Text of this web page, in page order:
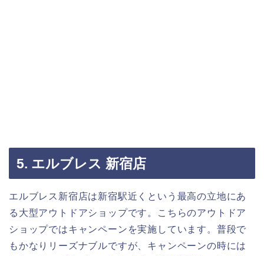
5. エルブレス 新宿店
エルブレス新宿店は新宿駅近くという最高の立地にあ
る大型アウトドアショップです。こちらのアウトドア
ショップではキャンペーンを実施しています。普段で
もかなりリーズナブルですが、キャンペーンの時には